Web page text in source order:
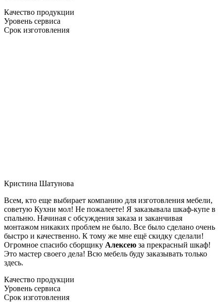
Качество продукции
Уровень сервиса
Срок изготовления
Кристина Шатунова
Всем, кто еще выбирает компанию для изготовления мебели,
советую Кухни мол! Не пожалеете! Я заказывала шкаф-купе в
спальню. Начиная с обсуждения заказа и заканчивая
монтажом никаких проблем не было. Все было сделано очень
быстро и качественно. К тому же мне ещё скидку сделали!
Огромное спасибо сборщику Алексею за прекрасный шкаф!
Это мастер своего дела! Всю мебель буду заказывать только
здесь.
Качество продукции
Уровень сервиса
Срок изготовления